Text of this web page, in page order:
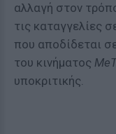
αλλαγή στον
τις καταγγελίες
που αποδίδεται
του κινήματος
υποκριτικής.